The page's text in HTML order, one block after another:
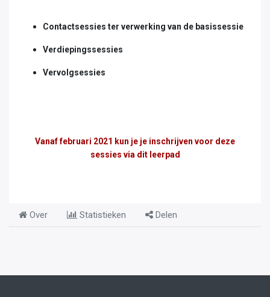
Contactsessies ter verwerking van de basissessie
Verdiepingssessies
Vervolgsessies
Vanaf februari 2021 kun je je inschrijven voor deze
sessies via dit leerpad
Over Statistieken Delen